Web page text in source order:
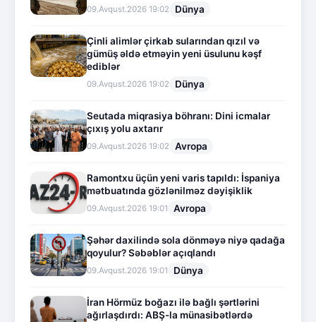
09.Avqust.2026 19:02 Dünya
Çinli alimlər çirkab sularından qızıl və
gümüş əldə etməyin yeni üsulunu kəşf
ediblər
09.Avqust.2026 19:02 Dünya
Seutada miqrasiya böhranı: Dini icmalar
çıxış yolu axtarır
09.Avqust.2026 19:02 Avropa
Ramontxu üçün yeni varis tapıldı: İspaniya
mətbuatında gözlənilməz dəyişiklik
09.Avqust.2026 19:01 Avropa
Şəhər daxilində sola dönməyə niyə qadağa
qoyulur? Səbəblər açıqlandı
09.Avqust.2026 19:01 Dünya
İran Hörmüz boğazı ilə bağlı şərtlərini
ağırlaşdırdı: ABŞ-la münasibətlərdə